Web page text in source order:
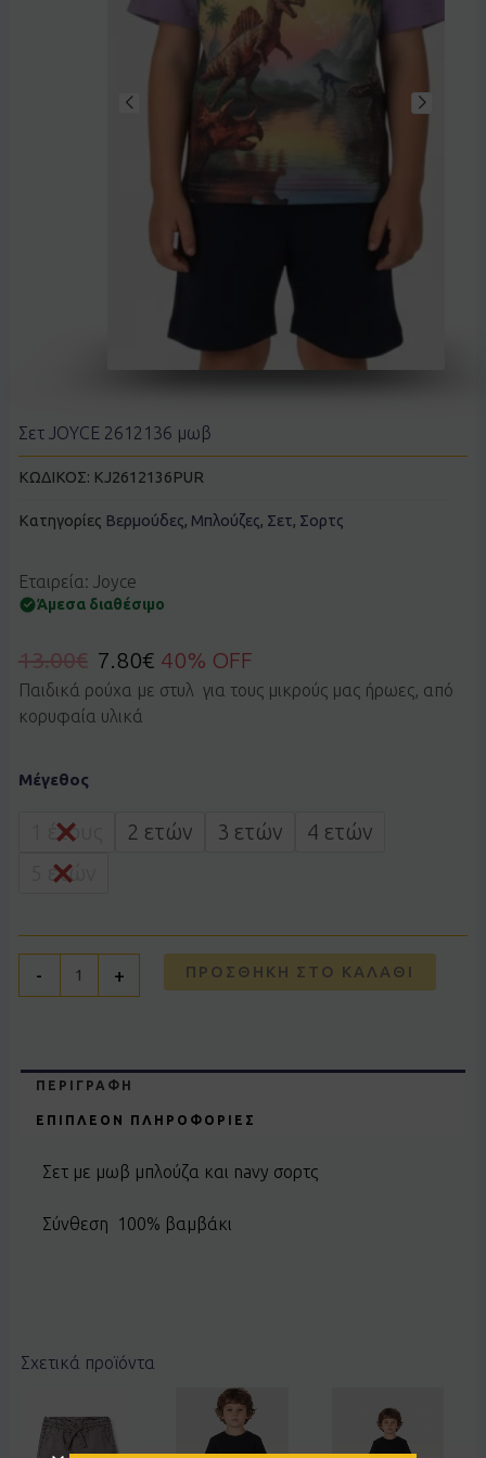
Σετ JOYCE 2612136 μωβ
ΚΩΔΙΚΟΣ: KJ2612136PUR
Κατηγορίες Βερμούδες, Μπλούζες, Σετ, Σορτς
Εταιρεία: Joyce
Άμεσα διαθέσιμο
13.00€ 7.80€ 40% OFF
Παιδικά ρούχα με στυλ για τους μικρούς μας ήρωες, από
κορυφαία υλικά
Μέγεθος
1 έτους 2 ετών 3 ετών
4 ετών
5 ετών
-
JOYCE
ποσότητα
+ ΠΡΟΣΘΉΚΗ ΣΤΟ ΚΑΛΆΘΙ
ΠΕΡΙΓΡΑΦΉ
ΕΠΙΠΛΈΟΝ ΠΛΗΡΟΦΟΡΊΕΣ
Σετ με μωβ μπλούζα και navy σορτς
Σύνθεση 100% βαμβάκι
Σχετικά προϊόντα